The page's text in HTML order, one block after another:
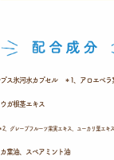
プス氷河水カプセル ＊ 1、アロエベラ
ガ根茎エキス
2、グレープフルーツ果実エキス、ユーカリ葉エキ
葉油、スペアミント油